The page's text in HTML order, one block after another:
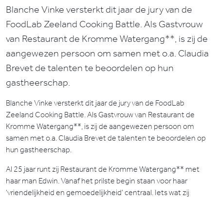
Blanche Vinke versterkt dit jaar de jury van de
FoodLab Zeeland Cooking Battle. Als Gastvrouw
van Restaurant de Kromme Watergang**, is zij de
aangewezen persoon om samen met o.a. Claudia
Brevet de talenten te beoordelen op hun
gastheerschap.
Blanche Vinke versterkt dit jaar de jury van de FoodLab
Zeeland Cooking Battle. Als Gastvrouw van Restaurant de
Kromme Watergang**, is zij de aangewezen persoon om
samen met o.a. Claudia Brevet de talenten te beoordelen op
hun gastheerschap.
Al 25 jaar runt zij Restaurant de Kromme Watergang** met
haar man Edwin. Vanaf het prilste begin staan voor haar
‘vriendelijkheid en gemoedelijkheid’ centraal. Iets wat zij